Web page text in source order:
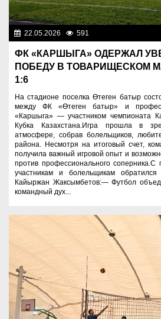
22.05.2026 591
ФК «КАРШЫГА» ОДЕРЖАЛ
ПОБЕДУ В ТОВАРИЩЕСКОМ
1:6
На стадионе поселка Өтеген батыр
между ФК «Өтеген батыр» и
«Каршыга» — участником чемпионата
Кубка Казахстана.Игра прошла в
атмосфере, собрав болельщиков,
района. Несмотря на итоговый счет,
получила важный игровой опыт и
против профессионального соперника.С
участникам и болельщикам
Кайыржан Жаксымбетов:— Футбол
командный дух...